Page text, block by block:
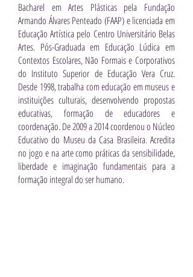
Bacharel em Artes Plásticas pela Fundação
Armando Álvares Penteado (FAAP) e licenciada em
Educação Artística pelo Centro Universitário Belas
Artes. Pós-Graduada em Educação Lúdica em
Contextos Escolares, Não Formais e Corporativos
do Instituto Superior de Educação Vera Cruz.
Desde 1998, trabalha com educação em museus e
instituições culturais, desenvolvendo propostas
educativas, formação de educadores e
coordenação. De 2009 a 2014 coordenou o Núcleo
Educativo do Museu da Casa Brasileira. Acredita
no jogo e na arte como práticas da sensibilidade,
liberdade e imaginação fundamentais para a
formação integral do ser humano.